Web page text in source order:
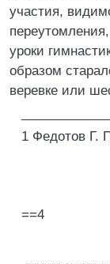
участия,
уроки
образом
веревке или
1 Федотов Г.
==4